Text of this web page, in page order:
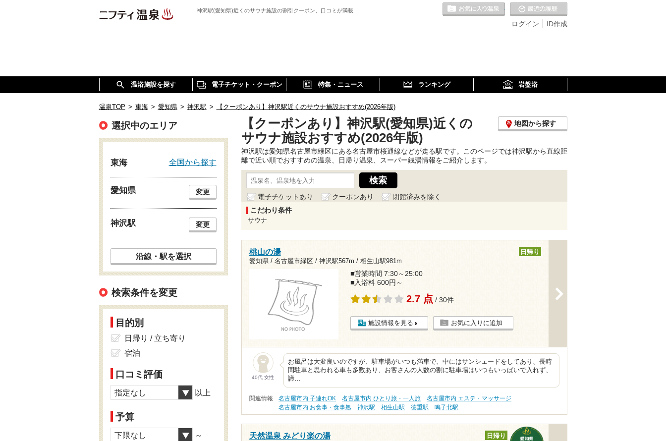
神沢駅(愛知県)近くのサウナ施設の割引クーポン、口コミが満載
ID作成
ログイン
お気に入りの温泉
温浴施設を探す 電子チケット・クーポン 特集・ニュース ランキング 岩盤浴
温泉TOP > 東海 > 愛知県 > 神沢駅 > 【クーポンあり】神沢駅近くのサウナ施設おすすめ(2026年版)
【クーポンあり】神沢駅(愛知県)近くの
サウナ施設おすすめ(2026年版)
地図から探す
神沢駅は愛知県名古屋市緑区にある名古屋市桜通線などが走る駅です。このページでは神沢駅から直線距
離で近い順でおすすめの温泉、日帰り温泉、スーパー銭湯情報をご紹介します。
電子チケットあり クーポンあり
閉館済みを除く
こだわり条件
サウナ
桃山の湯
愛知県 / 名古屋市緑区 / 神沢駅567m / 相生山駅981m
日帰り
■営業時間 7:30～25:00
■入浴料 600円～
2.7 点 / 30件
施設情報を見る お気に入りに追加
40代 女性
お風呂は大変良いのですが、駐車場がいつも満車で、中にはサンシェードをしてあり、長時
間駐車と思われる車も多数あり、お客さんの人数の割に駐車場はいつもいっぱいで入れず、
諦…
関連情報 名古屋市内 子連れOK 名古屋市内 ひとり旅・一人旅
名古屋市内 エステ・マッサージ
名古屋市内 お食事・食事処
神沢駅 相生山駅 徳重駅 鳴子北駅
天然温泉 みどり楽の湯 日帰り
選択中のエリア
東海 全国から探す
愛知県 変更
神沢駅 変更
沿線・駅を選択
検索条件を変更
目的別
日帰り / 立ち寄り
宿泊
口コミ評価
指定なし 以上
予算
下限なし ～